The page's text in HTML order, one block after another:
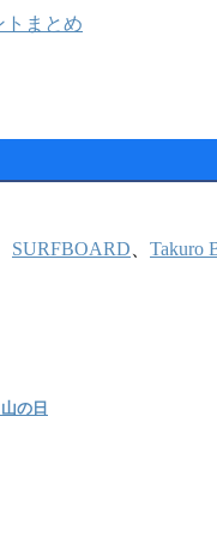
トまとめ
SURFBOARD Takuro
の日